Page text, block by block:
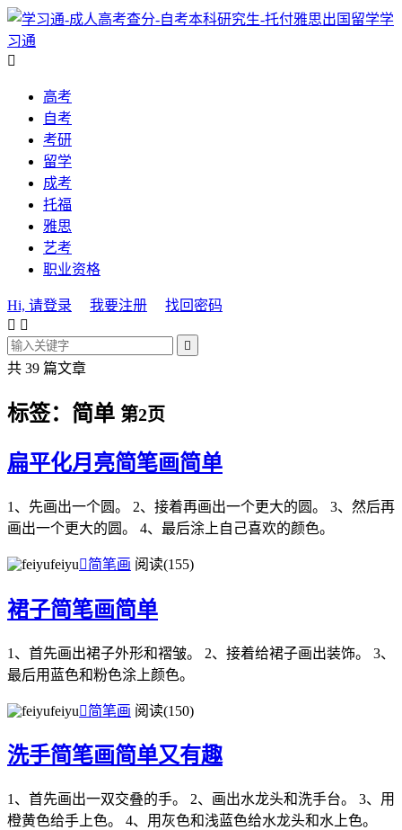
学
习通

高考
自考
考研
留学
成考
托福
雅思
艺考
职业资格
Hi, 请登录 我要注册
找回密码
 

共 39 篇文章
标签：简单 第2页
扁平化月亮简笔画简单
1、先画出一个圆。 2、接着再画出一个更大的圆。 3、然后再
画出一个更大的圆。 4、最后涂上自己喜欢的颜色。
feiyu简笔画 阅读(155)
裙子简笔画简单
1、首先画出裙子外形和褶皱。 2、接着给裙子画出装饰。 3、
最后用蓝色和粉色涂上颜色。
feiyu简笔画 阅读(150)
洗手简笔画简单又有趣
1、首先画出一双交叠的手。 2、画出水龙头和洗手台。 3、用
橙黄色给手上色。 4、用灰色和浅蓝色给水龙头和水上色。